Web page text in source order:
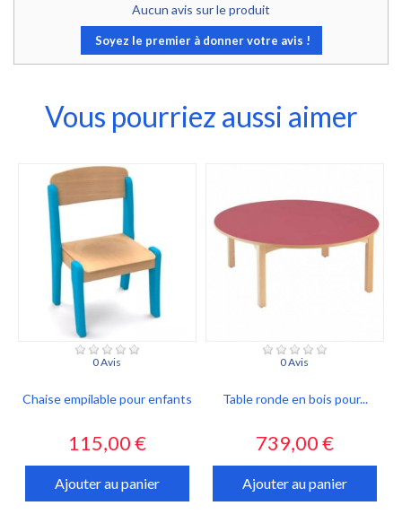
Aucun avis sur le produit
Soyez le premier à donner votre avis !
Vous pourriez aussi aimer
0 Avis
Chaise empilable pour enfants
Prix
115,00 €
Ajouter au panier
0 Avis
Table ronde en bois pour...
Prix
739,00 €
Ajouter au panier